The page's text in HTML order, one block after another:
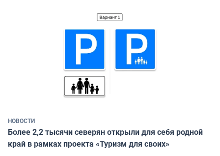
НОВОСТИ
Более 2,2 тысячи северян открыли для себя родной
край в рамках проекта «Туризм для своих»